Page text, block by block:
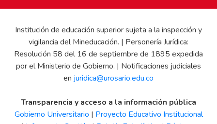
Institución de educación superior sujeta a la inspección y
vigilancia del Mineducación. | Personería Jurídica:
Resolución 58 del 16 de septiembre de 1895 expedida
por el Ministerio de Gobierno. | Notificaciones judiciales
en juridica@urosario.edu.co
Transparencia y acceso a la información pública
Gobierno Universitario | Proyecto Educativo Institucional